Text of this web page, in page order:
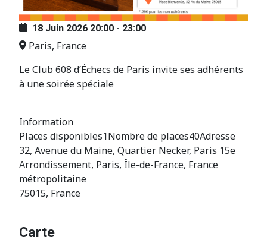
18 Juin 2026 20:00 - 23:00
Paris, France
Le Club 608 d’Échecs de Paris invite ses adhérents
à une soirée spéciale
Information
Places disponibles1Nombre de places40Adresse
32, Avenue du Maine, Quartier Necker, Paris 15e
Arrondissement, Paris, Île-de-France, France
métropolitaine
75015, France
Carte